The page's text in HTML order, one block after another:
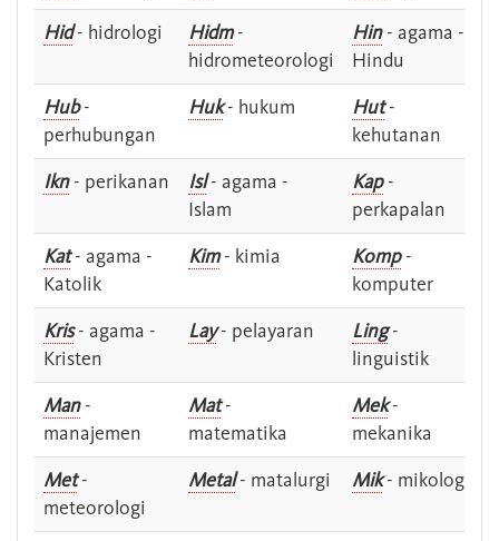
Hid- hidrologi Hidm-
hidrometeorologi
Hin- agama -
Hindu
Hub-
perhubungan
Huk- hukum Hut-
kehutanan
Ikn- perikanan Isl- agama -
Islam
Kap-
perkapalan
Kat- agama -
Katolik
Kim- kimia Komp-
komputer
Kris- agama -
Kristen
Lay- pelayaran Ling-
linguistik
Man-
manajemen
Mat-
matematika
Mek-
mekanika
Met-
meteorologi
Metal- matalurgi Mik- mikologi